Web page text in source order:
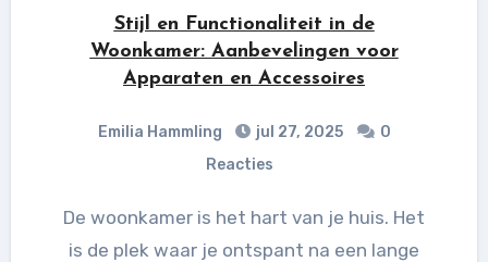
Stijl en Functionaliteit in de
Woonkamer: Aanbevelingen voor
Apparaten en Accessoires
Emilia Hammling jul 27, 2025
0
Reacties
De woonkamer is het hart van je huis. Het
is de plek waar je ontspant na een lange